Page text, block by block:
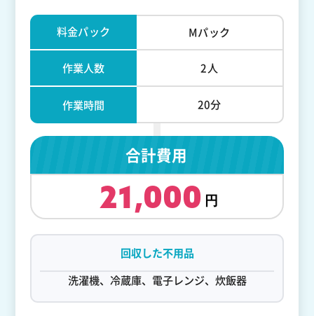
料金パック Mパック
作業人数 2人
作業時間 20分
合計費用
21,000
回収した不用品
洗濯機、冷蔵庫、電子レンジ、炊飯器